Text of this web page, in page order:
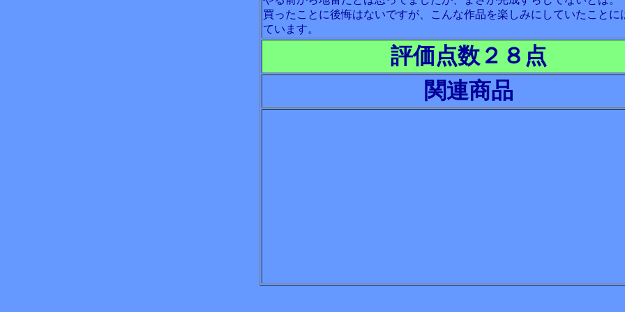
買ったことに後悔はないですが、こんな作品を楽しみにしていたことに
ています。
評価点数２８点
関連商品